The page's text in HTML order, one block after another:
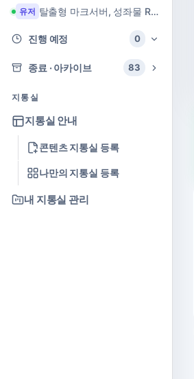
유저 탈출형 마크서버, 성좌물 RPG 마크서버
진행 예정 0
종료 · 아카이브 83
지통실
지통실 안내
콘텐츠 지통실 등록
나만의 지통실 등록
내 지통실 관리